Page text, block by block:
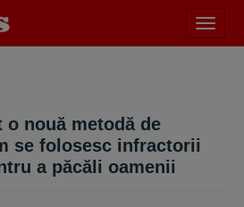
meniu
o nouă metodă de
se folosesc infractorii
a păcăli oamenii